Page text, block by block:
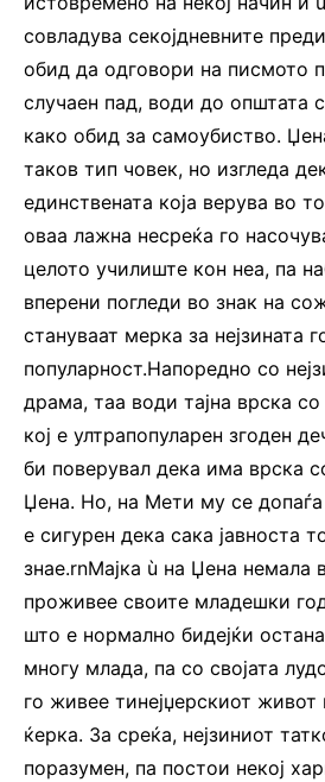
совладува секојдневните
обид да одговори на писмото
случаен пад, води до општата
како обид за самоубиство.
таков тип човек, но изгледа
единствената која верува во
оваа лажна несреќа го
целото училиште кон неа, па
вперени погледи во знак на
стануваат мерка за нејзината
популарност.Напоредно со
драма, таа води тајна врска
кој е ултрапопуларен згоден
би поверувал дека има врска
Џена. Но, на Мети му се
е сигурен дека сака јавноста
знае.rnМајка ù на Џена немала
проживее своите младешки
што е нормално бидејќи
многу млада, па со својата
го живее тинејџерскиот живот
ќерка. За среќа, нејзиниот
поразумен, па постои некој